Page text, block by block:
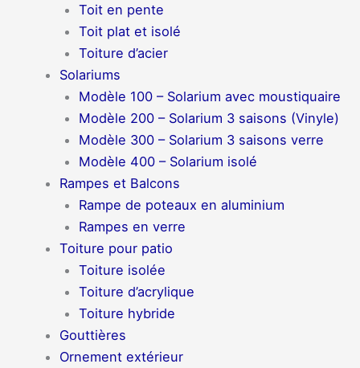
Toit en pente
Toit plat et isolé
Toiture d’acier
Solariums
Modèle 100 – Solarium avec moustiquaire
Modèle 200 – Solarium 3 saisons (Vinyle)
Modèle 300 – Solarium 3 saisons verre
Modèle 400 – Solarium isolé
Rampes et Balcons
Rampe de poteaux en aluminium
Rampes en verre
Toiture pour patio
Toiture isolée
Toiture d’acrylique
Toiture hybride
Gouttières
Ornement extérieur